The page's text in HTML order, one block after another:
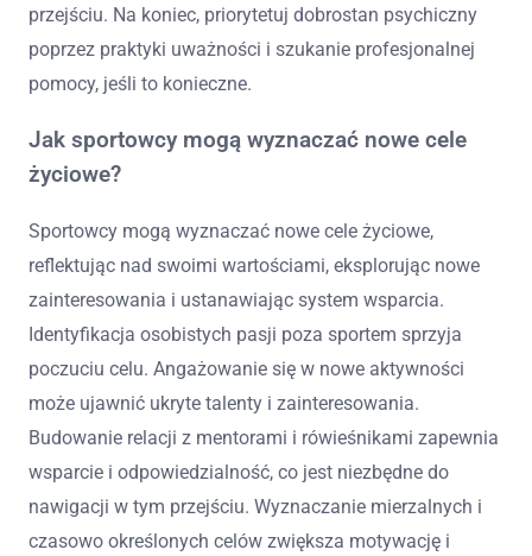
przejściu. Na koniec, priorytetuj dobrostan psychiczny
poprzez praktyki uważności i szukanie profesjonalnej
pomocy, jeśli to konieczne.
Jak sportowcy mogą wyznaczać nowe cele
życiowe?
Sportowcy mogą wyznaczać nowe cele życiowe,
reflektując nad swoimi wartościami, eksplorując nowe
zainteresowania i ustanawiając system wsparcia.
Identyfikacja osobistych pasji poza sportem sprzyja
poczuciu celu. Angażowanie się w nowe aktywności
może ujawnić ukryte talenty i zainteresowania.
Budowanie relacji z mentorami i rówieśnikami zapewnia
wsparcie i odpowiedzialność, co jest niezbędne do
nawigacji w tym przejściu. Wyznaczanie mierzalnych i
czasowo określonych celów zwiększa motywację i